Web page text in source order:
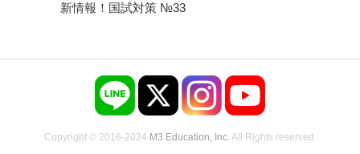
新情報！国試対策 №33
Copyright © 2016-2024 M3 Education, Inc.All Rights reserved.